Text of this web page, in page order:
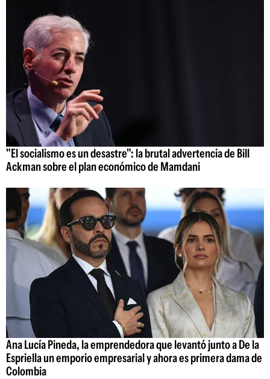
"El socialismo es un desastre": la brutal advertencia de Bill
Ackman sobre el plan económico de Mamdani
Ana Lucía Pineda, la emprendedora que levantó junto a De la
Espriella un emporio empresarial y ahora es primera dama de
Colombia